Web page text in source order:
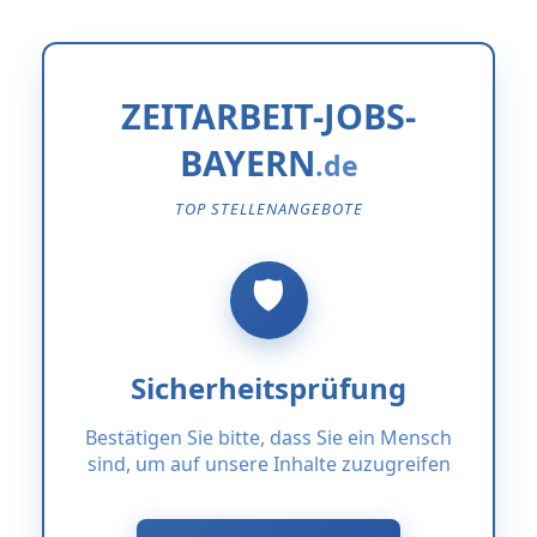
ZEITARBEIT-JOBS-
BAYERN
TOP STELLENANGEBOTE
Sicherheitsprüfung
Bestätigen Sie bitte, dass Sie ein Mensch
sind, um auf unsere Inhalte zuzugreifen